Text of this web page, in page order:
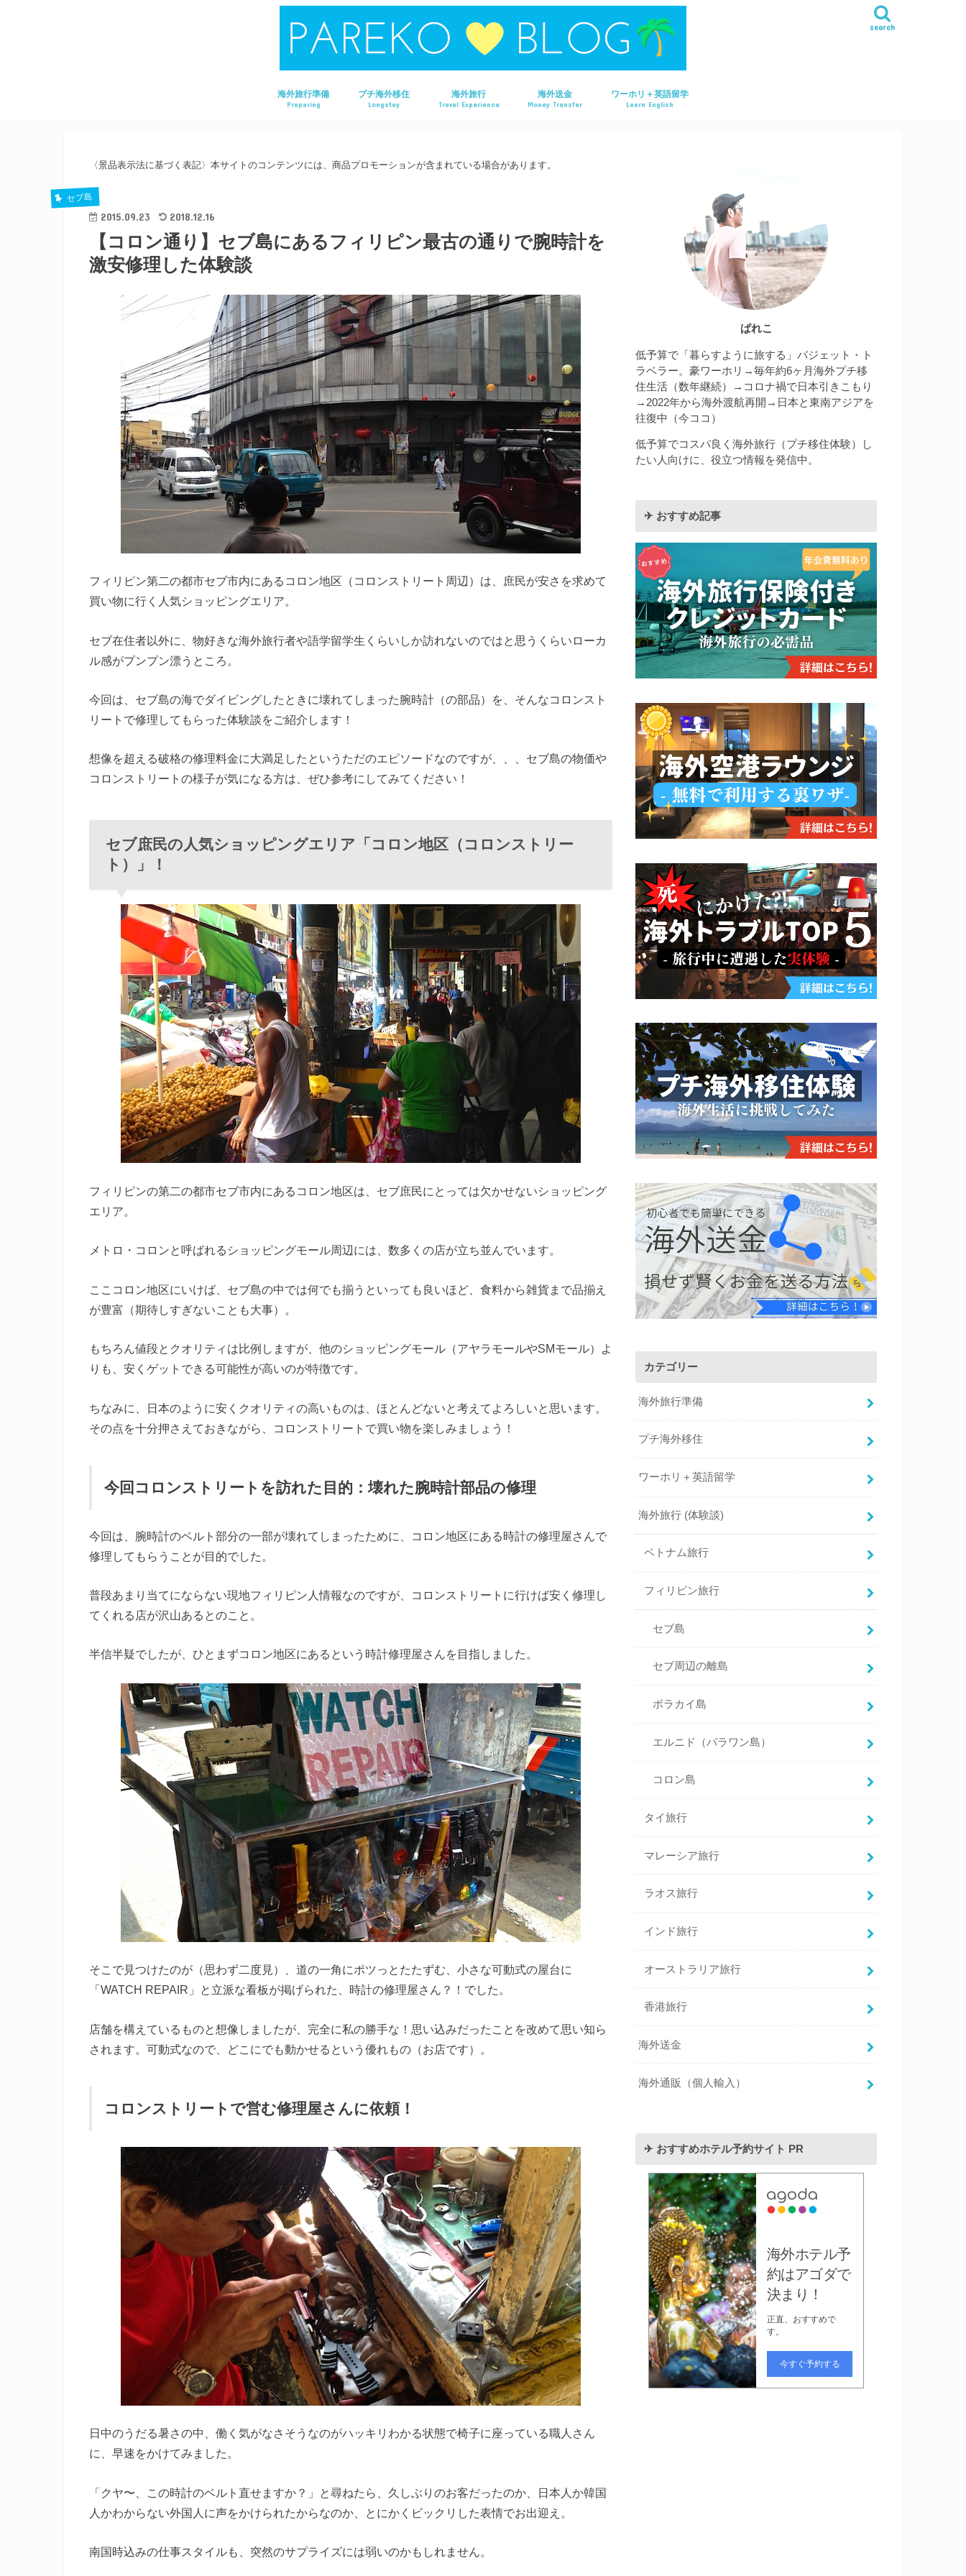
search
海外旅行準備
Preparing
プチ海外移住
Longstay
海外旅行
Travel Experience
海外送金
Money Transfer
ワーホリ＋英語留学
Learn English
〈景品表示法に基づく表記〉本サイトのコンテンツには、商品プロモーションが含まれている場合があります。
セブ島
2015.09.23 2018.12.16
【コロン通り】セブ島にあるフィリピン最古の通りで腕時計を
激安修理した体験談
フィリピン第二の都市セブ市内にあるコロン地区（コロンストリート周辺）は、庶民が安さを求めて
買い物に行く人気ショッピングエリア。
セブ在住者以外に、物好きな海外旅行者や語学留学生くらいしか訪れないのではと思うくらいローカ
ル感がプンプン漂うところ。
今回は、セブ島の海でダイビングしたときに壊れてしまった腕時計（の部品）を、そんなコロンスト
リートで修理してもらった体験談をご紹介します！
想像を超える破格の修理料金に大満足したというただのエピソードなのですが、、、セブ島の物価や
コロンストリートの様子が気になる方は、ぜひ参考にしてみてください！
セブ庶民の人気ショッピングエリア「コロン地区（コロンストリー
ト）」！
フィリピンの第二の都市セブ市内にあるコロン地区は、セブ庶民にとっては欠かせないショッピング
エリア。
メトロ・コロンと呼ばれるショッピングモール周辺には、数多くの店が立ち並んでいます。
ここコロン地区にいけば、セブ島の中では何でも揃うといっても良いほど、食料から雑貨まで品揃え
が豊富（期待しすぎないことも大事）。
もちろん値段とクオリティは比例しますが、他のショッピングモール（アヤラモールやSMモール）よ
りも、安くゲットできる可能性が高いのが特徴です。
ちなみに、日本のように安くクオリティの高いものは、ほとんどないと考えてよろしいと思います。
その点を十分押さえておきながら、コロンストリートで買い物を楽しみましょう！
今回コロンストリートを訪れた目的：壊れた腕時計部品の修理
今回は、腕時計のベルト部分の一部が壊れてしまったために、コロン地区にある時計の修理屋さんで
修理してもらうことが目的でした。
普段あまり当てにならない現地フィリピン人情報なのですが、コロンストリートに行けば安く修理し
てくれる店が沢山あるとのこと。
半信半疑でしたが、ひとまずコロン地区にあるという時計修理屋さんを目指しました。
そこで見つけたのが（思わず二度見）、道の一角にポツっとたたずむ、小さな可動式の屋台に
「WATCH REPAIR」と立派な看板が掲げられた、時計の修理屋さん？！でした。
店舗を構えているものと想像しましたが、完全に私の勝手な！思い込みだったことを改めて思い知ら
されます。可動式なので、どこにでも動かせるという優れもの（お店です）。
コロンストリートで営む修理屋さんに依頼！
日中のうだる暑さの中、働く気がなさそうなのがハッキリわかる状態で椅子に座っている職人さん
に、早速をかけてみました。
「クヤ〜、この時計のベルト直せますか？」と尋ねたら、久しぶりのお客だったのか、日本人か韓国
人かわからない外国人に声をかけられたからなのか、とにかくビックリした表情でお出迎え。
南国時込みの仕事スタイルも、突然のサプライズには弱いのかもしれません。
ぱれこ
低予算で「暮らすように旅する」バジェット・ト
ラベラー。豪ワーホリ→毎年約6ヶ月海外プチ移
住生活（数年継続）→コロナ禍で日本引きこもり
→2022年から海外渡航再開→日本と東南アジアを
往復中（今ココ）
低予算でコスパ良く海外旅行（プチ移住体験）し
たい人向けに、役立つ情報を発信中。
✈︎ おすすめ記事
カテゴリー
海外旅行準備
プチ海外移住
ワーホリ＋英語留学
海外旅行 (体験談)
ベトナム旅行
フィリピン旅行
セブ島
セブ周辺の離島
ボラカイ島
エルニド（パラワン島）
コロン島
タイ旅行
マレーシア旅行
ラオス旅行
インド旅行
オーストラリア旅行
香港旅行
海外送金
海外通販（個人輸入）
✈︎ おすすめホテル予約サイト PR